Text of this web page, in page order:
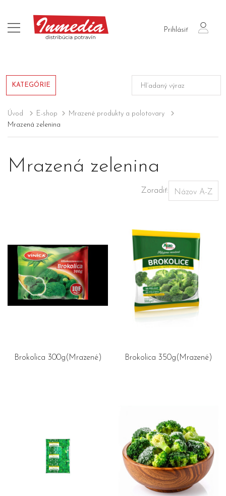
Prihlásiť
login
KATEGÓRIE
Úvod E-shop
Mrazené produkty a polotovary
Mrazená zelenina
Mrazená zelenina
Zoradiť:
Brokolica 300g(Mrazené) Brokolica 350g(Mrazené)